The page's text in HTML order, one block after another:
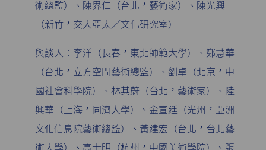
術總監）、陳界仁（台北，藝術家）、陳光興
（新竹，交大亞太／文化研究室）
與談人：李洋（長春，東北師範大學）、鄭慧華
（台北，立方空間藝術總監）、劉卓（北京，中
國社會科學院）、林其蔚（台北，藝術家）、陸
興華（上海，同濟大學）、金宣廷（光州，亞洲
文化信息院藝術總監）、黃建宏（台北，台北藝
術大學）、高士明（杭州，中國美術學院）、張